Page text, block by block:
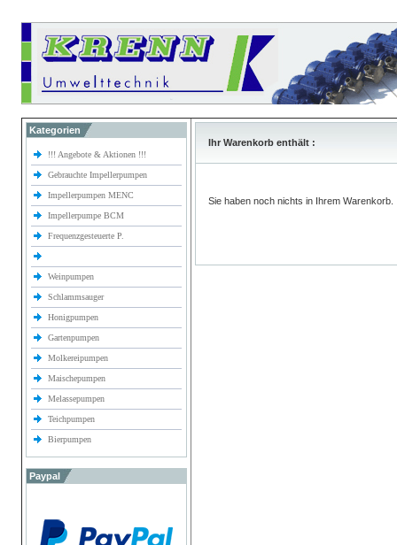
Kategorien
!!! Angebote & Aktionen !!!
Gebrauchte Impellerpumpen
Impellerpumpen MENC
Impellerpumpe BCM
Frequenzgesteuerte P.
Weinpumpen
Schlammsauger
Honigpumpen
Gartenpumpen
Molkereipumpen
Maischepumpen
Melassepumpen
Teichpumpen
Bierpumpen
Paypal
Ihr Warenkorb enthält :
Sie haben noch nichts in Ihrem Warenkorb.